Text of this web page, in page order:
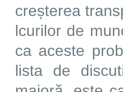
creșterea
lcurilor de
ca aceste
lista de